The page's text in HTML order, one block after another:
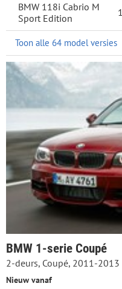
BMW 118i Cabrio M
Sport Edition
Toon alle 64 model versies
BMW 1-serie Coupé
2-deurs, Coupé, 2011-2013
Nieuw vanaf